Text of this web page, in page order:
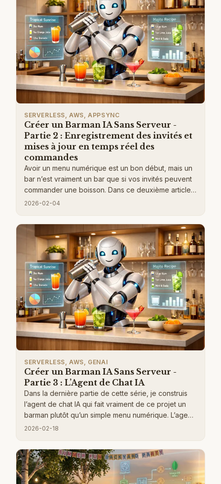
SERVERLESS, AWS, APPSYNC
Créer un Barman IA Sans Serveur -
Partie 2 : Enregistrement des invités et
mises à jour en temps réel des
commandes
Avoir un menu numérique est un bon début, mais un
bar n’est vraiment un bar que si vos invités peuvent
commander une boisson. Dans ce deuxième article,
je me concentre sur la construction du flux de
d’enregistrement des invités sans friction utilisant
des codes d’invitation et des JWT auto-signés, ce
qui garantit la sécurité sans obliger les gens à créer
des comptes complets. Je vais également explorer
l’utilisation d’AppSync Events pour pousser des
notifications en temps réel, afin que vos invités
soient informés du moment précis où leur cocktail
est prêt, leur permettant de passer plus de temps à
faire la fête et moins de temps à actualiser la page.
2026-02-04
SERVERLESS, AWS, GENAI
Créer un Barman IA Sans Serveur -
Partie 3 : L’Agent de Chat IA
Dans la dernière partie de cette série, je construis
l’agent de chat IA qui fait vraiment de ce projet un
barman plutôt qu’un simple menu numérique. L’agent
utilise Strands Agents avec Amazon Bedrock Nova,
base de données, et AgentCore Memory pour la
persistance des conversations. Je détaille comment
éviter les hallucinations avec des instructions
strictes, pourquoi j’ai dû passer de Nova v1 à Nova 2
2026-02-18